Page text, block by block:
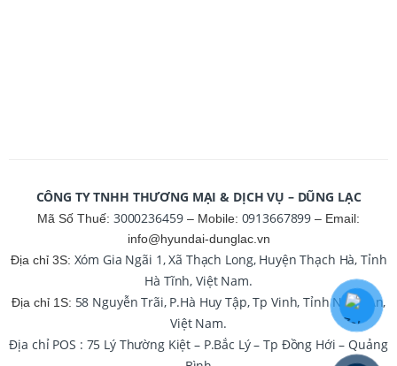
CÔNG TY TNHH THƯƠNG MẠI & DỊCH VỤ – DŨNG LẠC
Mã Số Thuế: 3000236459– Mobile: 0913667899 – Email:
info@hyundai-dunglac.vn
Địa chỉ 3S: Xóm Gia Ngãi 1, Xã Thạch Long, Huyện Thạch Hà, Tỉnh
Hà Tĩnh, Việt Nam.
Địa chỉ 1S: 58 Nguyễn Trãi, P.Hà Huy Tập, Tp Vinh, Tỉnh Nghệ An,
Việt Nam.
Địa chỉ POS : 75 Lý Thường Kiệt – P.Bắc Lý – Tp Đồng Hới – Quảng